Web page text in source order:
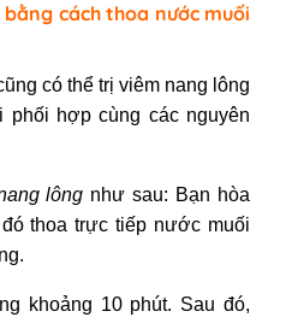
cách thoa nước muối
có thể trị viêm nang lông
phối hợp cùng các nguyên
lông như sau: Bạn hòa
thoa trực tiếp nước muối
khoảng 10 phút. Sau đó,